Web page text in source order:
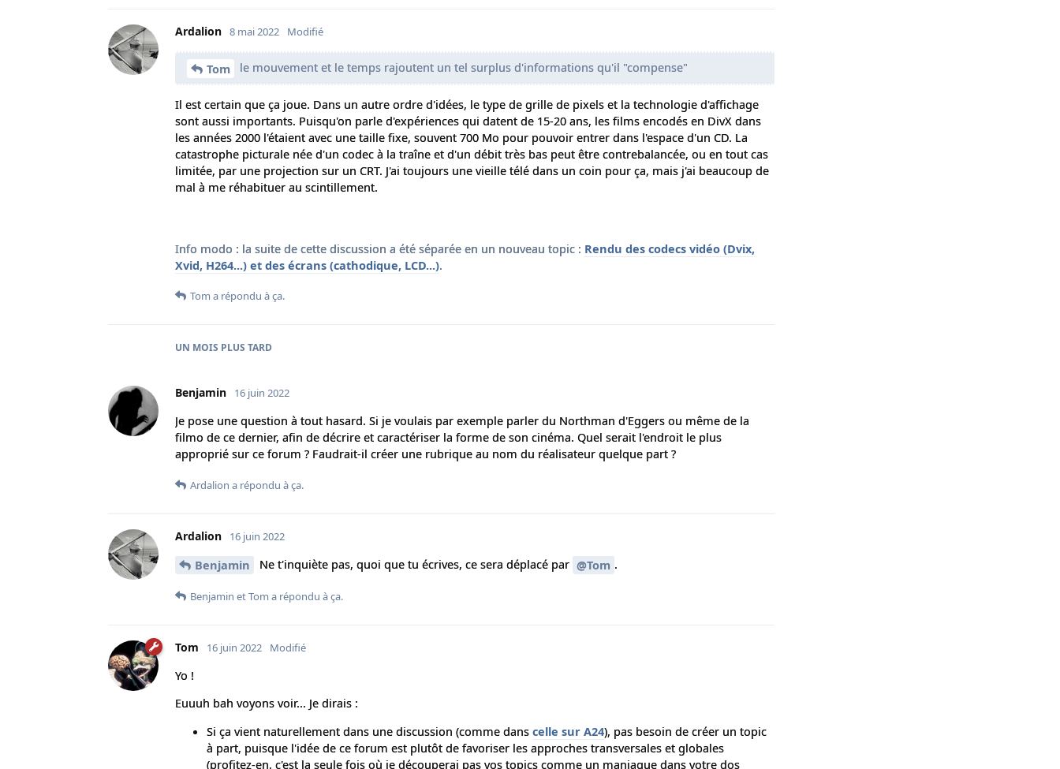
Ardalion 8 mai 2022 Modifié
Tom le mouvement et le temps rajoutent un tel surplus d'informations qu'il "compense"
Il est certain que ça joue. Dans un autre ordre d'idées, le type de grille de pixels et la technologie d'affichage
sont aussi importants. Puisqu'on parle d'expériences qui datent de 15-20 ans, les films encodés en DivX dans
les années 2000 l'étaient avec une taille fixe, souvent 700 Mo pour pouvoir entrer dans l'espace d'un CD. La
catastrophe picturale née d'un codec à la traîne et d'un débit très bas peut être contrebalancée, ou en tout cas
limitée, par une projection sur un CRT. J'ai toujours une vieille télé dans un coin pour ça, mais j'ai beaucoup de
mal à me réhabituer au scintillement.
Info modo : la suite de cette discussion a été séparée en un nouveau topic : Rendu des codecs vidéo (Dvix,
Xvid, H264...) et des écrans (cathodique, LCD...).
Tom a répondu à ça.
UN MOIS PLUS TARD
Benjamin 16 juin 2022
Je pose une question à tout hasard. Si je voulais par exemple parler du Northman d'Eggers ou même de la
filmo de ce dernier, afin de décrire et caractériser la forme de son cinéma. Quel serait l'endroit le plus
approprié sur ce forum ? Faudrait-il créer une rubrique au nom du réalisateur quelque part ?
Ardalion a répondu à ça.
Ardalion 16 juin 2022
Benjamin Ne t'inquiète pas, quoi que tu écrives, ce sera déplacé par @Tom .
Benjamin etTom a répondu à ça.
Tom 16 juin 2022 Modifié
Yo !
Euuuh bah voyons voir... Je dirais :
Si ça vient naturellement dans une discussion (comme dans celle sur A24), pas besoin de créer un topic
à part, puisque l'idée de ce forum est plutôt de favoriser les approches transversales et globales
(profitez-en, c'est la seule fois où je découperai pas vos topics comme un maniaque dans votre dos